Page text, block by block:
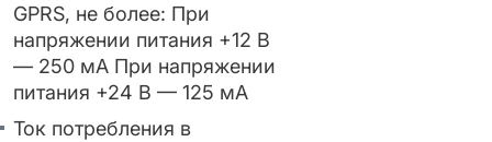
GPRS, не более: При
напряжении питания +12 В
— 250 мА При напряжении
питания +24 В — 125 мА
Ток потребления в